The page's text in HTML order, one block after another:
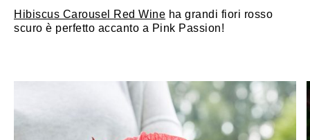
Hibiscus Carousel Red Wine ha grandi fiori rosso
scuro è perfetto accanto a Pink Passion!